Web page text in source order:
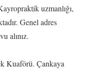
uzmanlığı,
Genel adres
alınız.
Kuaförü. Çankaya